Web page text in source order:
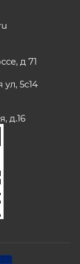
д 71
5с14
д.16